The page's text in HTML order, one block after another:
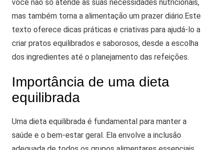
você não só atende às suas necessidades nutricionais,
mas também torna a alimentação um prazer diário.Este
texto oferece dicas práticas e criativas para ajudá-lo a
criar pratos equilibrados e saborosos, desde a escolha
dos ingredientes até o planejamento das refeições.
Importância de uma dieta
equilibrada
Uma dieta equilibrada é fundamental para manter a
saúde e o bem-estar geral. Ela envolve a inclusão